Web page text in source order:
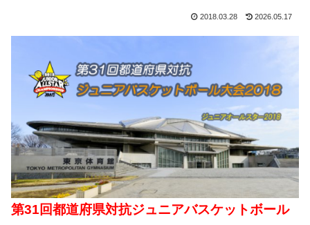
2018.03.28 2026.05.17
第31回都道府県対抗ジュニアバスケットボール